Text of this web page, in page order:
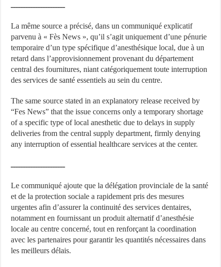
ــــــــــــــــــــــ
La même source a précisé, dans un communiqué explicatif
parvenu à « Fès News », qu’il s’agit uniquement d’une pénurie
temporaire d’un type spécifique d’anesthésique local, due à un
retard dans l’approvisionnement provenant du département
central des fournitures, niant catégoriquement toute interruption
des services de santé essentiels au sein du centre.
The same source stated in an explanatory release received by
“Fes News” that the issue concerns only a temporary shortage
of a specific type of local anesthetic due to delays in supply
deliveries from the central supply department, firmly denying
any interruption of essential healthcare services at the center.
ــــــــــــــــــــــ
Le communiqué ajoute que la délégation provinciale de la santé
et de la protection sociale a rapidement pris des mesures
urgentes afin d’assurer la continuité des services dentaires,
notamment en fournissant un produit alternatif d’anesthésie
locale au centre concerné, tout en renforçant la coordination
avec les partenaires pour garantir les quantités nécessaires dans
les meilleurs délais.